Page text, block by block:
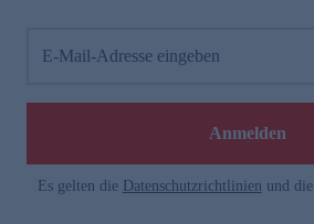
E-Mail-Adresse eingeben
Anmelden
Es gelten die Datenschutzrichtlinien und die